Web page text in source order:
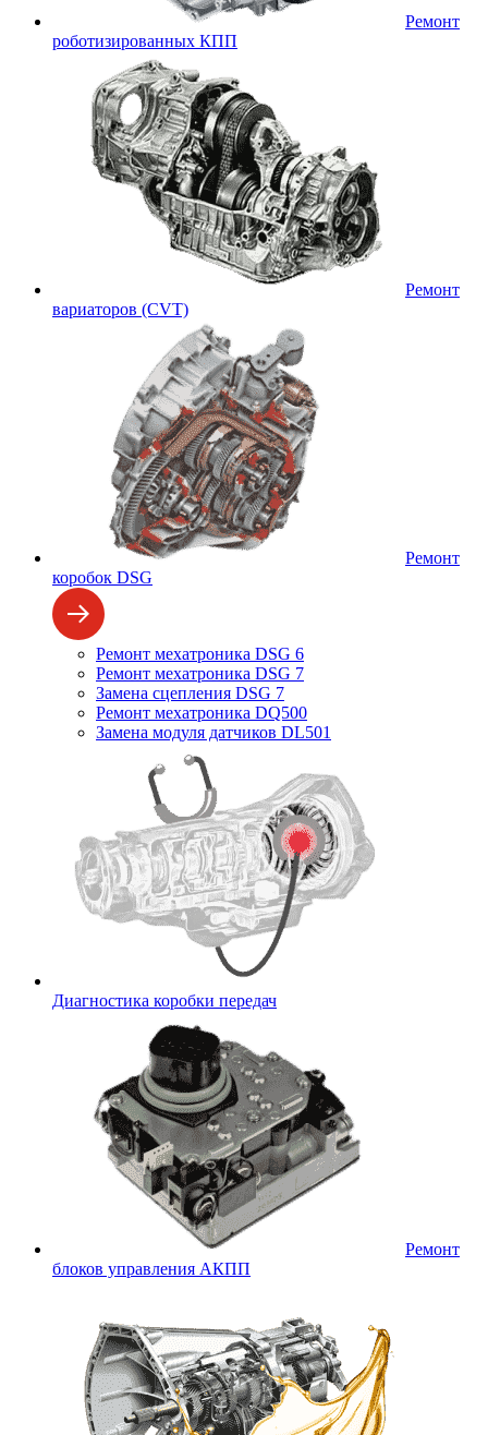
Ремонт
роботизированных КПП
Ремонт
вариаторов (CVT)
Ремонт
коробок DSG
Ремонт мехатроника DSG 6
Ремонт мехатроника DSG 7
Замена сцепления DSG 7
Ремонт мехатроника DQ500
Замена модуля датчиков DL501
Диагностика коробки передач
Ремонт
блоков управления АКПП